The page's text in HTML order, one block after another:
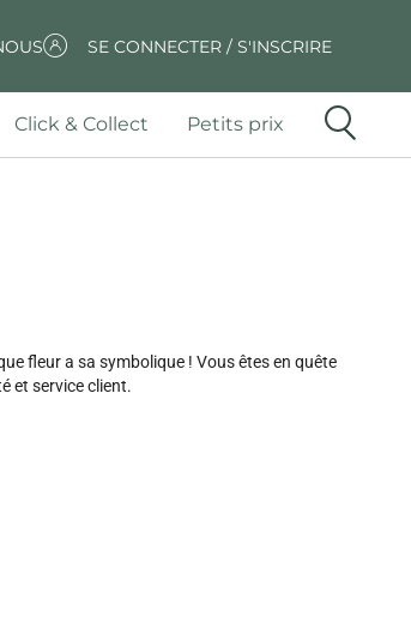
SE CONNECTER / S'INSCRIRE
Click & Collect Petits prix
fleur a sa symbolique ! Vous êtes en quête
et service client.